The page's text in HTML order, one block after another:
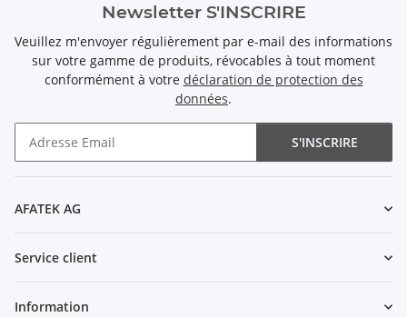
Newsletter S'INSCRIRE
Veuillez m'envoyer régulièrement par e-mail des informations
sur votre gamme de produits, révocables à tout moment
conformément à votre déclaration de protection des
données.
S'INSCRIRE
AFATEK AG
Service client
Information